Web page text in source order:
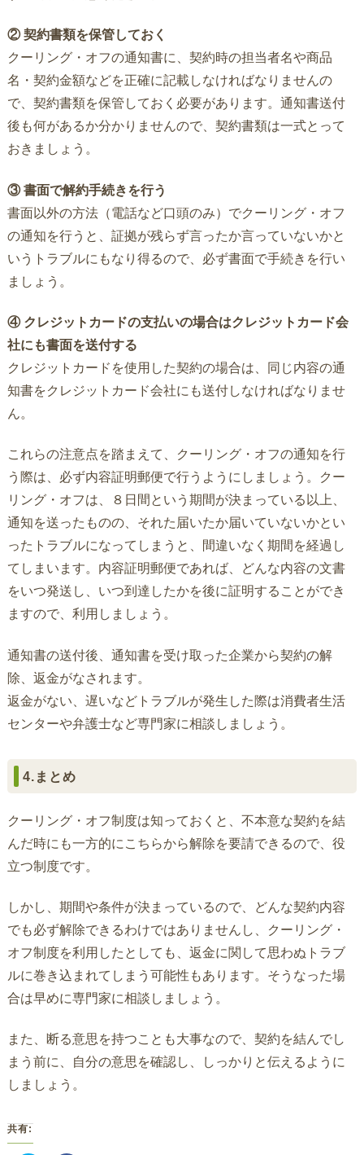
② 契約書類を保管しておく
クーリング・オフの通知書に、契約時の担当者名や商品
名・契約金額などを正確に記載しなければなりませんの
で、契約書類を保管しておく必要があります。通知書送付
後も何があるか分かりませんので、契約書類は一式とって
おきましょう。
③ 書面で解約手続きを行う
書面以外の方法（電話など口頭のみ）でクーリング・オフ
の通知を行うと、証拠が残らず言ったか言っていないかと
いうトラブルにもなり得るので、必ず書面で手続きを行い
ましょう。
④ クレジットカードの支払いの場合はクレジットカード会
社にも書面を送付する
クレジットカードを使用した契約の場合は、同じ内容の通
知書をクレジットカード会社にも送付しなければなりませ
ん。
これらの注意点を踏まえて、クーリング・オフの通知を行
う際は、必ず内容証明郵便で行うようにしましょう。クー
リング・オフは、８日間という期間が決まっている以上、
通知を送ったものの、それた届いたか届いていないかとい
ったトラブルになってしまうと、間違いなく期間を経過し
てしまいます。内容証明郵便であれば、どんな内容の文書
をいつ発送し、いつ到達したかを後に証明することができ
ますので、利用しましょう。
通知書の送付後、通知書を受け取った企業から契約の解
除、返金がなされます。
返金がない、遅いなどトラブルが発生した際は消費者生活
センターや弁護士など専門家に相談しましょう。
4.まとめ
クーリング・オフ制度は知っておくと、不本意な契約を結
んだ時にも一方的にこちらから解除を要請できるので、役
立つ制度です。
しかし、期間や条件が決まっているので、どんな契約内容
でも必ず解除できるわけではありませんし、クーリング・
オフ制度を利用したとしても、返金に関して思わぬトラブ
ルに巻き込まれてしまう可能性もあります。そうなった場
合は早めに専門家に相談しましょう。
また、断る意思を持つことも大事なので、契約を結んでし
まう前に、自分の意思を確認し、しっかりと伝えるように
しましょう。
共有: